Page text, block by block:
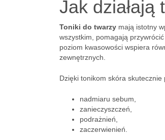
Jak działają
Toniki do twarzy mają istotny
wszystkim, pomagają przywrócić
poziom kwasowości wspiera
zewnętrznych.
Dzięki tonikom skóra skutecznie
nadmiaru sebum,
zanieczyszczeń,
podrażnień,
zaczerwienień.